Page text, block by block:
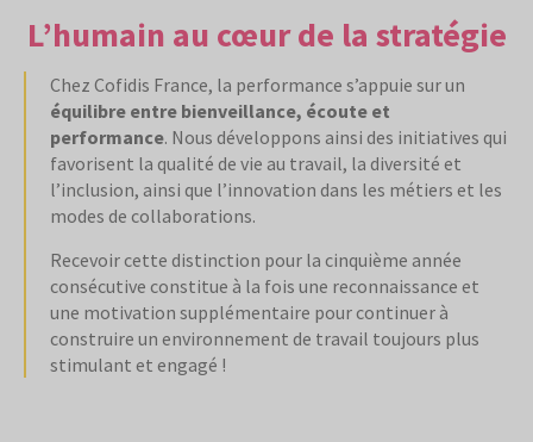
L’humain au cœur de la stratégie
Chez Cofidis France, la performance s’appuie sur un
équilibre entre bienveillance, écoute et
performance. Nous développons ainsi des initiatives qui
favorisent la qualité de vie au travail, la diversité et
l’inclusion, ainsi que l’innovation dans les métiers et les
modes de collaborations.
Recevoir cette distinction pour la cinquième année
consécutive constitue à la fois une reconnaissance et
une motivation supplémentaire pour continuer à
construire un environnement de travail toujours plus
stimulant et engagé !